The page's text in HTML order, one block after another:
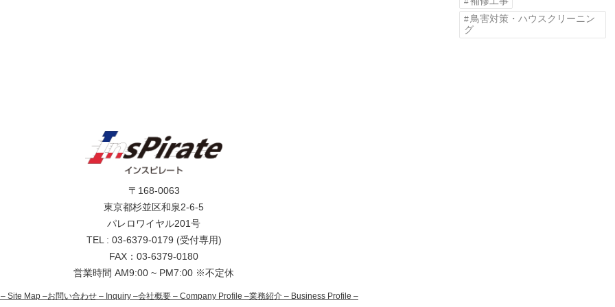
鳥害対策・ハウスクリーニン
グ
〒168-0063
東京都杉並区和泉2-6-5
パレロワイヤル201号
TEL : 03-6379-0179 (受付専用)
FAX：03-6379-0180
営業時間 AM9:00 ~ PM7:00 ※不定休
– Site Map –お問い合わせ – Inquiry –会社概要 – Company Profile –業務紹介 – Business Profile –